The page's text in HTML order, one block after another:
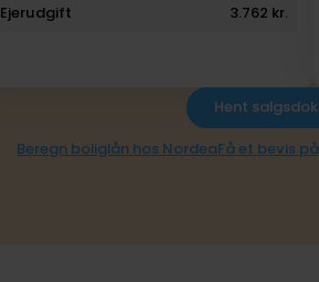
Ejerudgift
3.762 kr.
Hent
Beregn boliglån hos NordeaFå et bevis